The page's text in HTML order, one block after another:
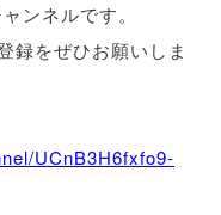
ンネルです。
録をぜひお願いしま
UCnB3H6fxfo9-